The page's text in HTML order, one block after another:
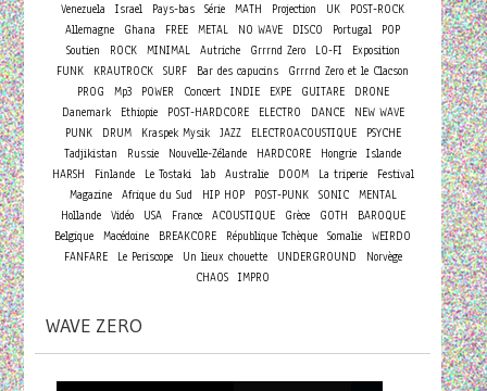
Venezuela Israel Pays-bas Série MATH Projection UK
POST-ROCK
Allemagne
Ghana FREE METAL NO WAVE DISCO Portugal
POP
Soutien
ROCK MINIMAL Autriche Grrrnd Zero LO-FI
Exposition
FUNK
KRAUTROCK SURF Bar des capucins
Grrrnd Zero et le Clacson
PROG
Mp3 POWER Concert INDIE EXPE GUITARE
DRONE
Danemark
Ethiopie POST-HARDCORE ELECTRO DANCE
NEW WAVE
PUNK
DRUM Kraspek Mysik JAZZ ELECTROACOUSTIQUE
PSYCHE
Tadjikistan
Russie Nouvelle-Zélande HARDCORE Hongrie Islande
HARSH
Finlande Le Tostaki lab Australie DOOM La triperie
Festival
Magazine
Afrique du Sud HIP HOP POST-PUNK SONIC
MENTAL
Hollande
Vidéo USA France ACOUSTIQUE Grèce GOTH
BAROQUE
Belgique Macédoine BREAKCORE République Tchèque Somalie WEIRDO
FANFARE
Le Periscope Un lieux chouette UNDERGROUND
Norvège
CHAOS IMPRO
WAVE ZERO